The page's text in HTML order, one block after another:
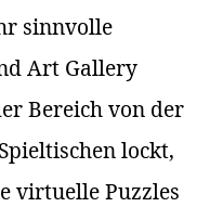
sinnvolle
Art Gallery
Bereich von der
lockt,
virtuelle Puzzles